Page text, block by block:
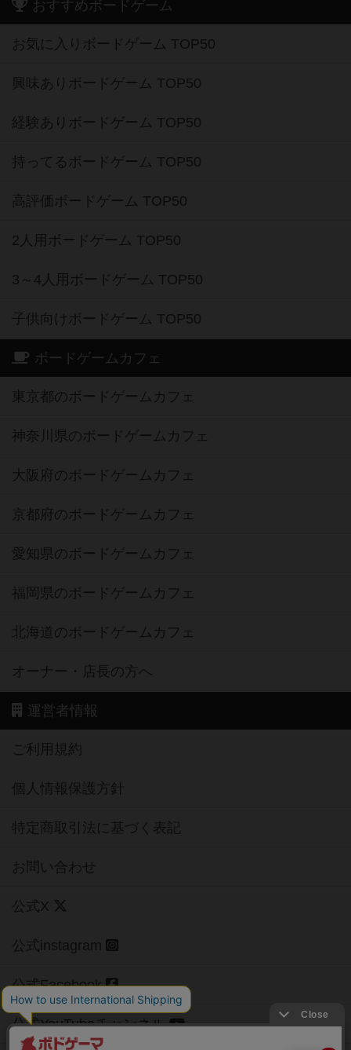
おすすめボードゲーム
お気に入りボードゲーム TOP50
興味ありボードゲーム TOP50
経験ありボードゲーム TOP50
持ってるボードゲーム TOP50
高評価ボードゲーム TOP50
2人用ボードゲーム TOP50
3～4人用ボードゲーム TOP50
子供向けボードゲーム TOP50
ボードゲームカフェ
東京都のボードゲームカフェ
神奈川県のボードゲームカフェ
大阪府のボードゲームカフェ
京都府のボードゲームカフェ
愛知県のボードゲームカフェ
福岡県のボードゲームカフェ
北海道のボードゲームカフェ
オーナー・店長の方へ
運営者情報
ご利用規約
個人情報保護方針
特定商取引法に基づく表記
お問い合わせ
公式X
公式instagram
公式Facebook
公式YouTubeチャンネル